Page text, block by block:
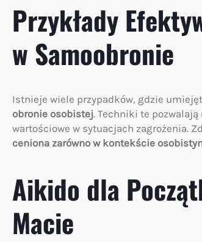
Przykłady
w Samoobronie
Istnieje wiele przypadków, gdzie
obronie osobistej. Techniki te
wartościowe w sytuacjach zagrożenia.
ceniona zarówno w kontekście
Aikido dla
Macie